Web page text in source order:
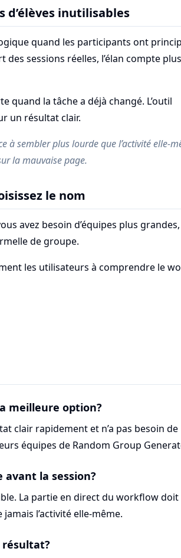
d’élèves inutilisables
quand les participants ont
des sessions réelles, l’élan compte
quand la tâche a déjà changé. L’outil
un résultat clair.
à sembler plus lourde que l’activité elle-
la mauvaise page.
le nom
avez besoin d’équipes plus grandes,
de groupe.
les utilisateurs à comprendre le
meilleure option?
clair rapidement et n’a pas besoin de
équipes de Random Group
la session?
La partie en direct du workflow
l’activité elle-même.
résultat?